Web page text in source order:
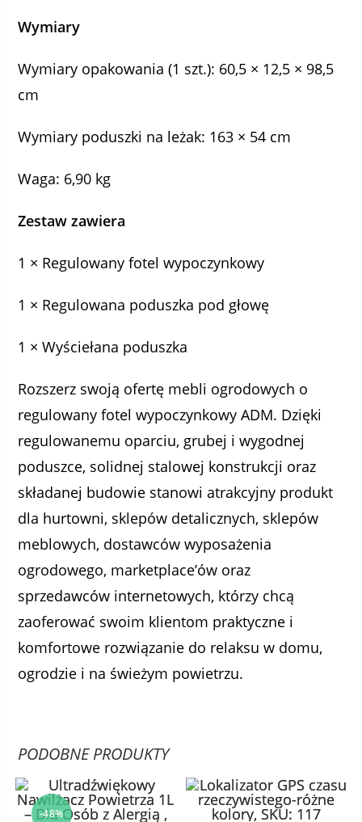
Wymiary
Wymiary opakowania (1 szt.): 60,5 × 12,5 × 98,5
cm
Wymiary poduszki na leżak: 163 × 54 cm
Waga: 6,90 kg
Zestaw zawiera
1 × Regulowany fotel wypoczynkowy
1 × Regulowana poduszka pod głowę
1 × Wyściełana poduszka
Rozszerz swoją ofertę mebli ogrodowych o
regulowany fotel wypoczynkowy ADM. Dzięki
regulowanemu oparciu, grubej i wygodnej
poduszce, solidnej stalowej konstrukcji oraz
składanej budowie stanowi atrakcyjny produkt
dla hurtowni, sklepów detalicznych, sklepów
meblowych, dostawców wyposażenia
ogrodowego, marketplace’ów oraz
sprzedawców internetowych, którzy chcą
zaoferować swoim klientom praktyczne i
komfortowe rozwiązanie do relaksu w domu,
ogrodzie i na świeżym powietrzu.
PODOBNE PRODUKTY
-48%